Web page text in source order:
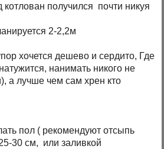
получился почти никуя
2-2,2м
хочется дешево и сердито, Где
нанимать никого не
а лучше чем сам хрен кто
пол ( рекомендуют отсыпь
30 см, или заливкой